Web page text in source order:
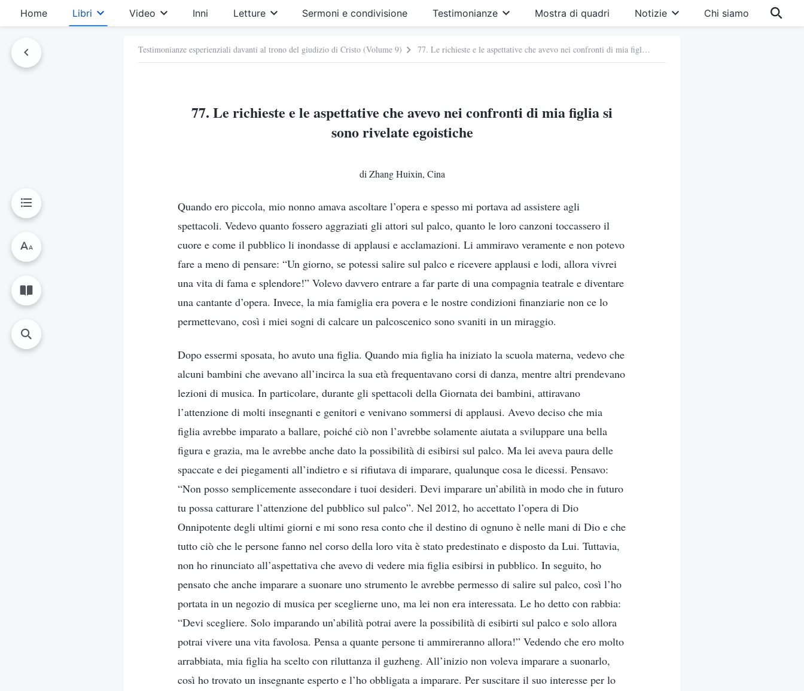
Home Libri Video Inni Letture Sermoni e condivisione Testimonianze Mostra di quadri Notizie Chi siamo
Testimonianze esperienziali davanti al trono del giudizio di Cristo (Volume 9) 77. Le richieste e le aspettative che avevo nei confronti di mia figlia si sono rivelate egoistiche
77. Le richieste e le aspettative che avevo nei confronti di mia figlia si
sono rivelate egoistiche
di Zhang Huixin, Cina
Quando ero piccola, mio nonno amava ascoltare l’opera e spesso mi portava ad assistere agli
spettacoli. Vedevo quanto fossero aggraziati gli attori sul palco, quanto le loro canzoni toccassero il
cuore e come il pubblico li inondasse di applausi e acclamazioni. Li ammiravo veramente e non potevo
fare a meno di pensare: “Un giorno, se potessi salire sul palco e ricevere applausi e lodi, allora vivrei
una vita di fama e splendore!” Volevo davvero entrare a far parte di una compagnia teatrale e diventare
una cantante d’opera. Invece, la mia famiglia era povera e le nostre condizioni finanziarie non ce lo
permettevano, così i miei sogni di calcare un palcoscenico sono svaniti in un miraggio.
Dopo essermi sposata, ho avuto una figlia. Quando mia figlia ha iniziato la scuola materna, vedevo che
alcuni bambini che avevano all’incirca la sua età frequentavano corsi di danza, mentre altri prendevano
lezioni di musica. In particolare, durante gli spettacoli della Giornata dei bambini, attiravano
l’attenzione di molti insegnanti e genitori e venivano sommersi di applausi. Avevo deciso che mia
figlia avrebbe imparato a ballare, poiché ciò non l’avrebbe solamente aiutata a sviluppare una bella
figura e grazia, ma le avrebbe anche dato la possibilità di esibirsi sul palco. Ma lei aveva paura delle
spaccate e dei piegamenti all’indietro e si rifiutava di imparare, qualunque cosa le dicessi. Pensavo:
“Non posso semplicemente assecondare i tuoi desideri. Devi imparare un’abilità in modo che in futuro
tu possa catturare l’attenzione del pubblico sul palco”. Nel 2012, ho accettato l’opera di Dio
Onnipotente degli ultimi giorni e mi sono resa conto che il destino di ognuno è nelle mani di Dio e che
tutto ciò che le persone fanno nel corso della loro vita è stato predestinato e disposto da Lui. Tuttavia,
non ho rinunciato all’aspettativa che avevo di vedere mia figlia esibirsi in pubblico. In seguito, ho
pensato che anche imparare a suonare uno strumento le avrebbe permesso di salire sul palco, così l’ho
portata in un negozio di musica per sceglierne uno, ma lei non era interessata. Le ho detto con rabbia:
“Devi scegliere. Solo imparando un’abilità potrai avere la possibilità di esibirti sul palco e solo allora
potrai vivere una vita favolosa. Pensa a quante persone ti ammireranno allora!” Vedendo che ero molto
arrabbiata, mia figlia ha scelto con riluttanza il guzheng. All’inizio non voleva imparare a suonarlo,
così ho trovato un insegnante esperto e l’ho obbligata a imparare. Per suscitare il suo interesse per lo